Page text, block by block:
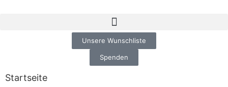
Unsere Wunschliste
Spenden
Startseite